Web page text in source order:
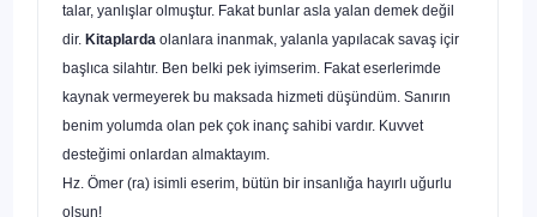
talar, yanlışlar olmuştur. Fakat bunlar asla yalan demek değil
dir. Kitaplarda olanlara inanmak, yalanla yapılacak savaş içir
başlıca silahtır. Ben belki pek iyimserim. Fakat eserlerimde
kaynak vermeyerek bu maksada hizmeti düşündüm. Sanırın
benim yolumda olan pek çok inanç sahibi vardır. Kuvvet
desteğimi onlardan almaktayım.
Hz. Ömer (ra) isimli eserim, bütün bir insanlığa hayırlı uğurlu
olsun!